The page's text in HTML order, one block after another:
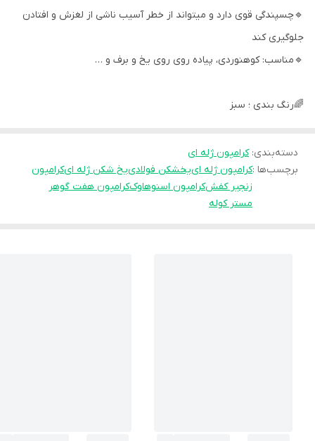
🔹چسپندگی قوی دارد و میتواند از خطر آسیب ناشی از لغزش و افتادن
جلوگیری کند
🔹مناسب: کوهنوردی، پیاده روی روی یخ و برف و …
🌈رنگ بندی ؛ سبز
دسته‌بندی:کرامپون ژله ای
برچسب‌ها :کرامپون ژله اییخشکن فولادییخ شکن ژله ایکرامپون
زنجیر کفشکرامپون اسنوهاوککرامپون هفت گوهر
مستر کوله